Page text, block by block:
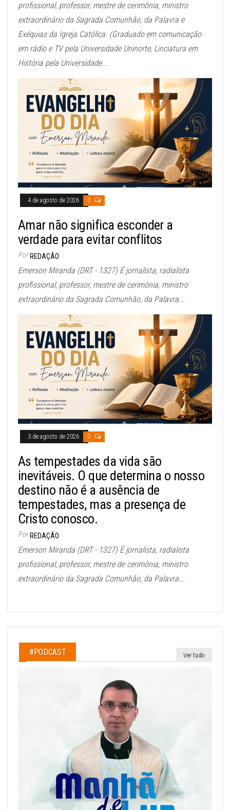
profissional, professor, mestre de cerimônia, ministro
extraordinário da Sagrada Comunhão, da Palavra e
Exéquias da Igreja Católica. (Graduado em comunicação
em rádio e TV pela Universidade Uninorte, Linciatura em
História pela Universidade...
4 de agosto de 2026 0
Amar não significa esconder a
verdade para evitar conflitos
Por REDAÇÃO
Emerson Miranda (DRT - 1327) É jornalista, radialista
profissional, professor, mestre de cerimônia, ministro
extraordinário da Sagrada Comunhão, da Palavra...
3 de agosto de 2026 0
As tempestades da vida são
inevitáveis. O que determina o nosso
destino não é a ausência de
tempestades, mas a presença de
Cristo conosco.
Por REDAÇÃO
Emerson Miranda (DRT - 1327) É jornalista, radialista
profissional, professor, mestre de cerimônia, ministro
extraordinário da Sagrada Comunhão, da Palavra...
#PODCAST Ver tudo